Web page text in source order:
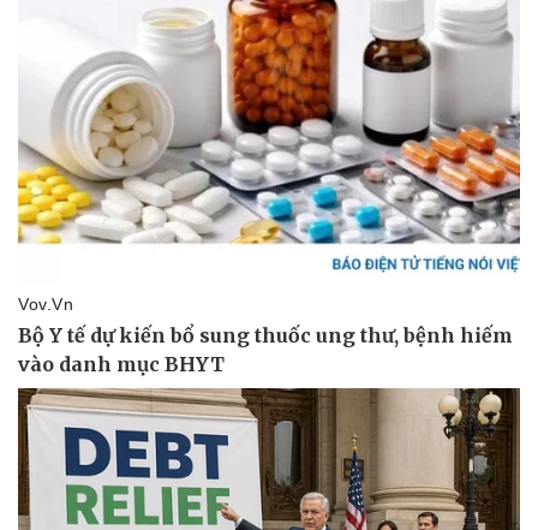
Tư vấn luật
Vũ khí
Việt Nam
Phân tích